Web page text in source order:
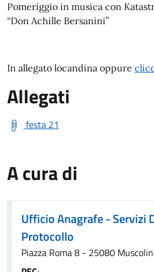
Pomeriggio in musica con
“Don Achille Bersanini”
In allegato locandina oppure
Allegati
festa 21
A cura di
Ufficio Anagrafe - Servizi
Protocollo
Piazza Roma 8 - 25080